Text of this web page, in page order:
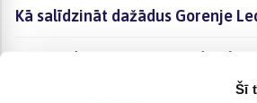
Šī
Kā salīdzināt dažādus Gorenje
Kā iegādāties Gorenje